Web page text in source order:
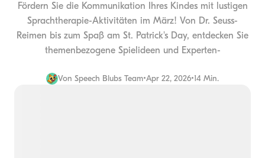
Fördern Sie die Kommunikation Ihres Kindes mit lustigen
Sprachtherapie-Aktivitäten im März! Von Dr. Seuss-
Reimen bis zum Spaß am St. Patrick's Day, entdecken Sie
themenbezogene Spielideen und Experten-
Von Speech Blubs Team•Apr 22, 2026•14 Min.